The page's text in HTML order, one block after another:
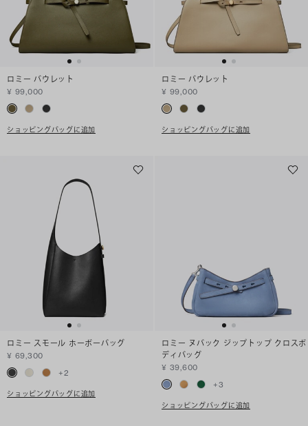
ロミー バウレット
¥ 99,000
ショッピングバッグに追加
ロミー バウレット
¥ 99,000
ショッピングバッグに追加
ロミー スモール ホーボーバッグ
¥ 69,300
+2
ショッピングバッグに追加
ロミー ヌバック ジップトップ クロスボ
ディバッグ
¥ 39,600
+3
ショッピングバッグに追加